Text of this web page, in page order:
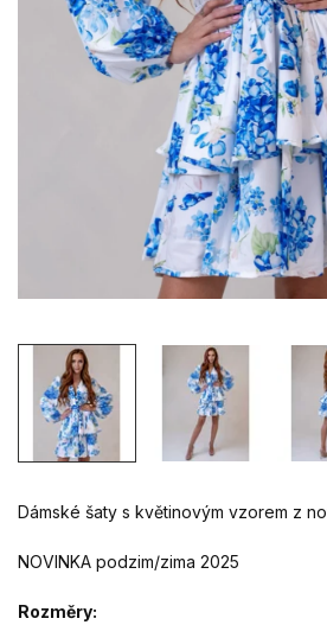
Dámské šaty s květinovým vzorem z
NOVINKA podzim/zima 2025
Rozměry: